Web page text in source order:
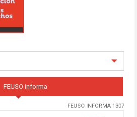
FEUSO informa
FEUSO INFORMA 1307